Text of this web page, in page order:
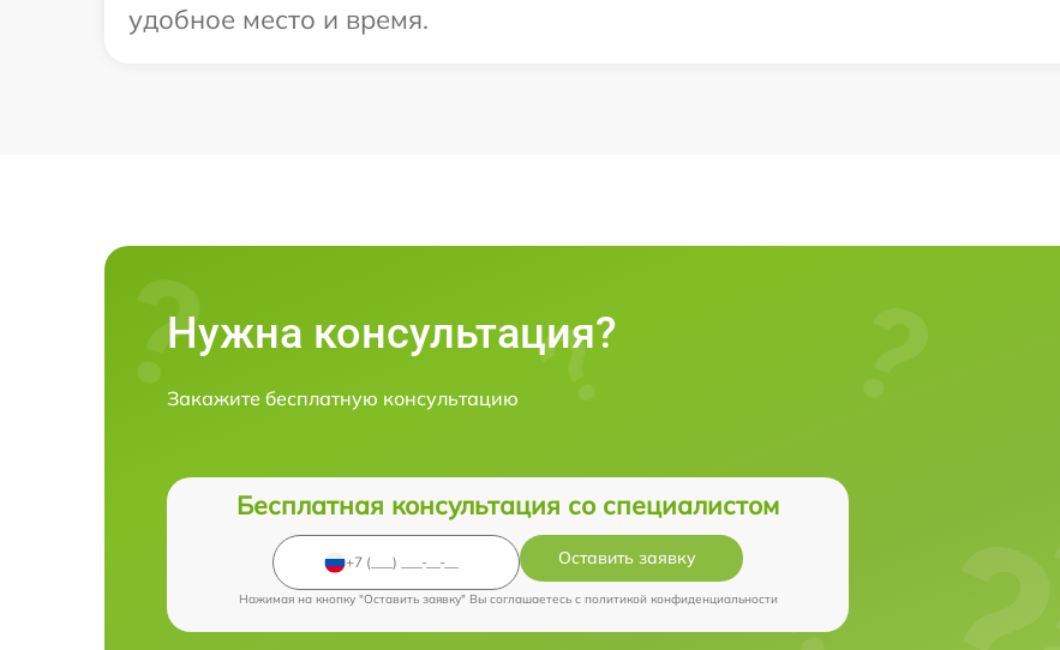
удобное место и время.
Нужна консультация?
Закажите бесплатную консультацию
Бесплатная консультация со специалистом
Оставить заявку
Нажимая на кнопку "Оставить заявку" Вы соглашаетесь c политикой конфиденциальности